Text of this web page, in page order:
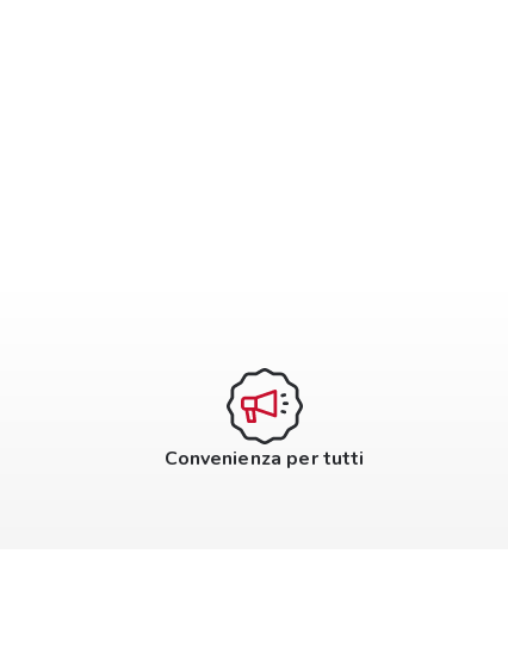
Convenienza per tutti